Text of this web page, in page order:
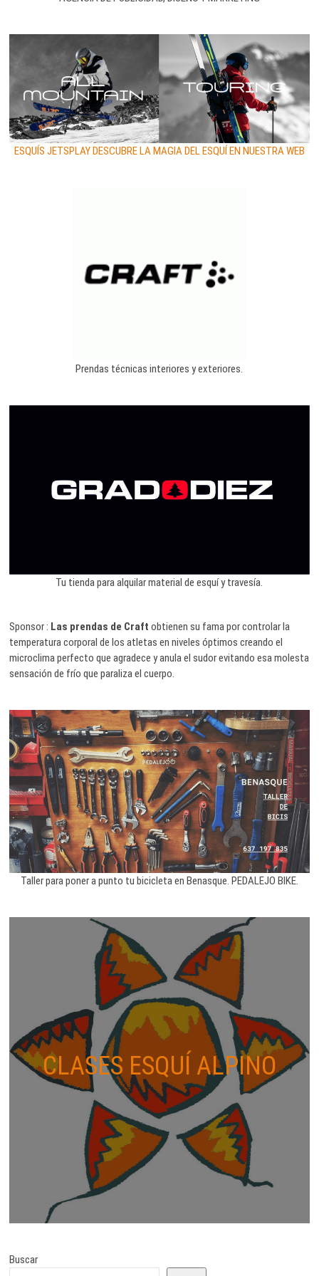
ESQUÍS JETSPLAY DESCUBRE LA MAGIA DEL ESQUÍ EN NUESTRA WEB
Prendas técnicas interiores y exteriores.
Tu tienda para alquilar material de esquí y travesía.
Sponsor : Las prendas de Craft obtienen su fama por controlar la
temperatura corporal de los atletas en niveles óptimos creando el
microclima perfecto que agradece y anula el sudor evitando esa molesta
sensación de frío que paraliza el cuerpo.
Taller para poner a punto tu bicicleta en Benasque. PEDALEJO BIKE.
CLASES ESQUÍ ALPINO
Buscar